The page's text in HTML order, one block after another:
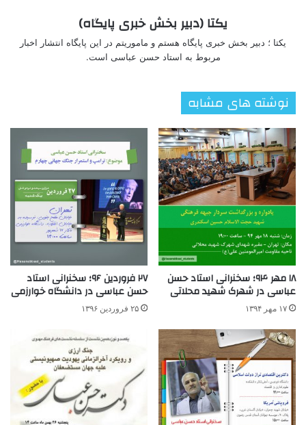
یکتا (دبیر بخش خبری پایگاه)
یکتا ؛ دبیر بخش خبری پایگاه هستم و ماموریتم در این پایگاه انتشار اخبار
مربوط به استاد حسن عباسی است.
نوشته های مشابه
۱۸ مهر ۹۴؛ سخنرانی استاد حسن
عباسی در شهرک شهید محلاتی
۱۷ مهر ۱۳۹۴
۲۷ فروردین ۹۶؛ سخنرانی استاد
حسن عباسی در دانشگاه خوارزمی
۲۵ فروردین ۱۳۹۶